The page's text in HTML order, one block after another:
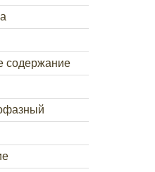
содержание